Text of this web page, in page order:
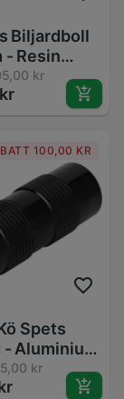
Biljardboll
- Resin
för
kr
100,00 KR
Spets
Aluminium
- Spets &
kr